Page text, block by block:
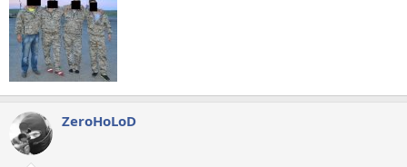
а
ZeroHoLoD